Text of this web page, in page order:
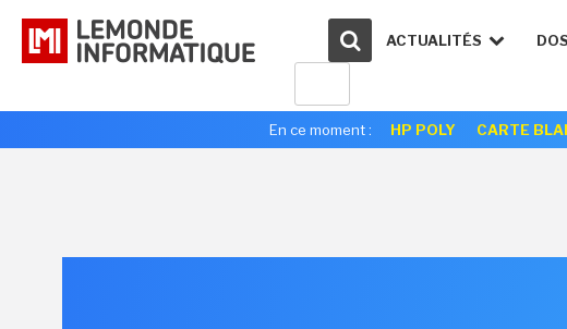
ACTUALITÉS
En ce moment : HP POLY CARTE